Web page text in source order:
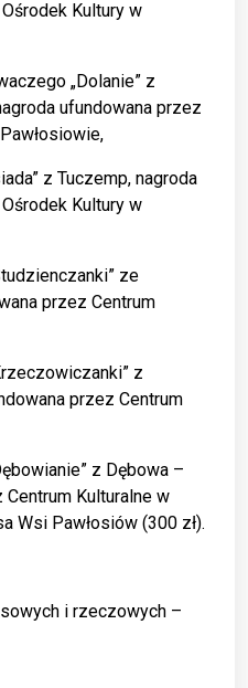
Kultury w
„Dolanie” z
ufundowana przez
z Tuczemp, nagroda
Kultury w
ze
przez Centrum
z
przez Centrum
z Dębowa –
Kulturalne w
Wsi Pawłosiów (300 zł).
i rzeczowych –